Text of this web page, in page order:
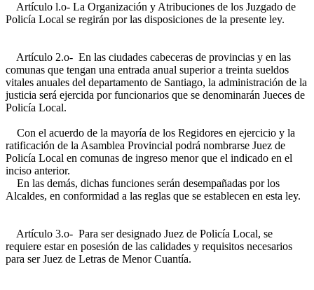
Artículo l.o- La Organización y Atribuciones de los Juzgado de
Policía Local se regirán por las disposiciones de la presente ley.
Artículo 2.o- En las ciudades cabeceras de provincias y en las
comunas que tengan una entrada anual superior a treinta sueldos
vitales anuales del departamento de Santiago, la administración de la
justicia será ejercida por funcionarios que se denominarán Jueces de
Policía Local.
Con el acuerdo de la mayoría de los Regidores en ejercicio y la
ratificación de la Asamblea Provincial podrá nombrarse Juez de
Policía Local en comunas de ingreso menor que el indicado en el
inciso anterior.
En las demás, dichas funciones serán desempañadas por los
Alcaldes, en conformidad a las reglas que se establecen en esta ley.
Artículo 3.o- Para ser designado Juez de Policía Local, se
requiere estar en posesión de las calidades y requisitos necesarios
para ser Juez de Letras de Menor Cuantía.